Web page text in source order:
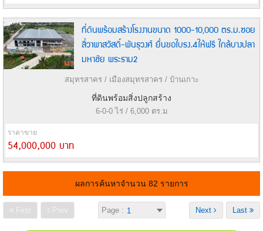
ที่ดินพร้อมสร้างโรงงานขนาด 1000-10,000 ตร.ม.ซอย
สี่วาพาสวัสดิ์-พันธุวงศ์ ยื่นขอใบรง.4ให้ฟรี ใกล้บางปลา
มหาชัย พระราม2
สมุทรสาคร / เมืองสมุทรสาคร / บ้านเกาะ
ที่ดินพร้อมสิ่งปลูกสร้าง
6-0-0 ไร่ / 6,000 ตร.ม
ราคาขาย
54,000,000 บาท
ผลการค้นหาจำนวน 82 รายการ
First Prev Page : Last
Next